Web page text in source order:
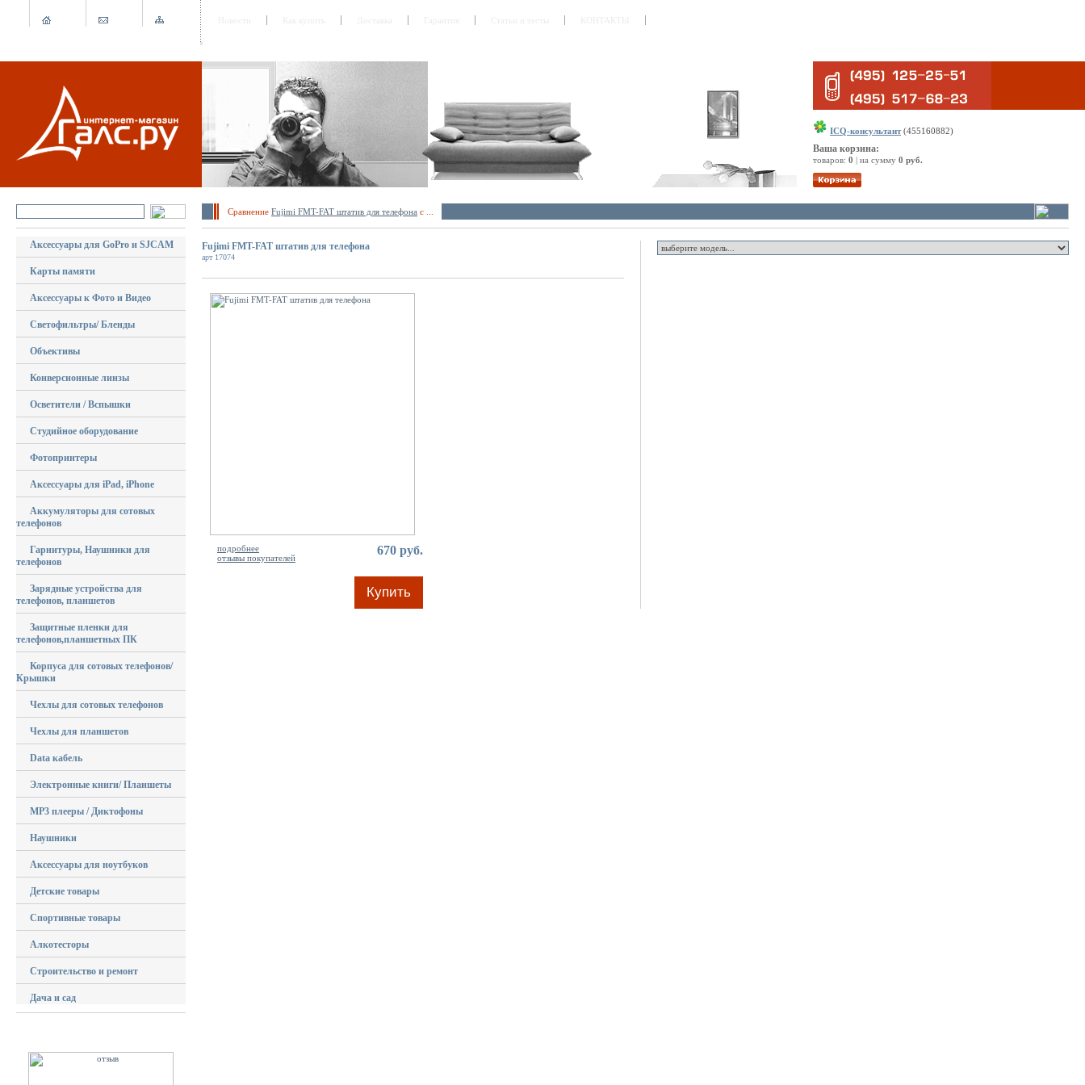
ICQ-консультант(455160882)
Ваша корзина:
товаров: 0 | на сумму 0 руб.
Сравнение Fujimi FMT-FAT штатив для телефона с ...
Аксессуары для GoPro и SJCAM
Карты памяти
Аксессуары к Фото и Видео
Светофильтры/ Бленды
Объективы
Конверсионные линзы
Осветители / Вспышки
Студийное оборудование
Фотопринтеры
Аксессуары для iPad, iPhone
Аккумуляторы для сотовых
телефонов
Гарнитуры, Наушники для
телефонов
Зарядные устройства для
телефонов, планшетов
Защитные пленки для
телефонов,планшетных ПК
Корпуса для сотовых телефонов/
Крышки
Чехлы для сотовых телефонов
Чехлы для планшетов
Data кабель
Электронные книги/ Планшеты
MP3 плееры / Диктофоны
Наушники
Аксессуары для ноутбуков
Детские товары
Спортивные товары
Алкотесторы
Строительство и ремонт
Дача и сад
Fujimi FMT-FAT штатив для телефона
арт 17074
подробнее
отзывы покупателей
670 руб.
Купить